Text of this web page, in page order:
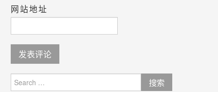
网站地址
for: